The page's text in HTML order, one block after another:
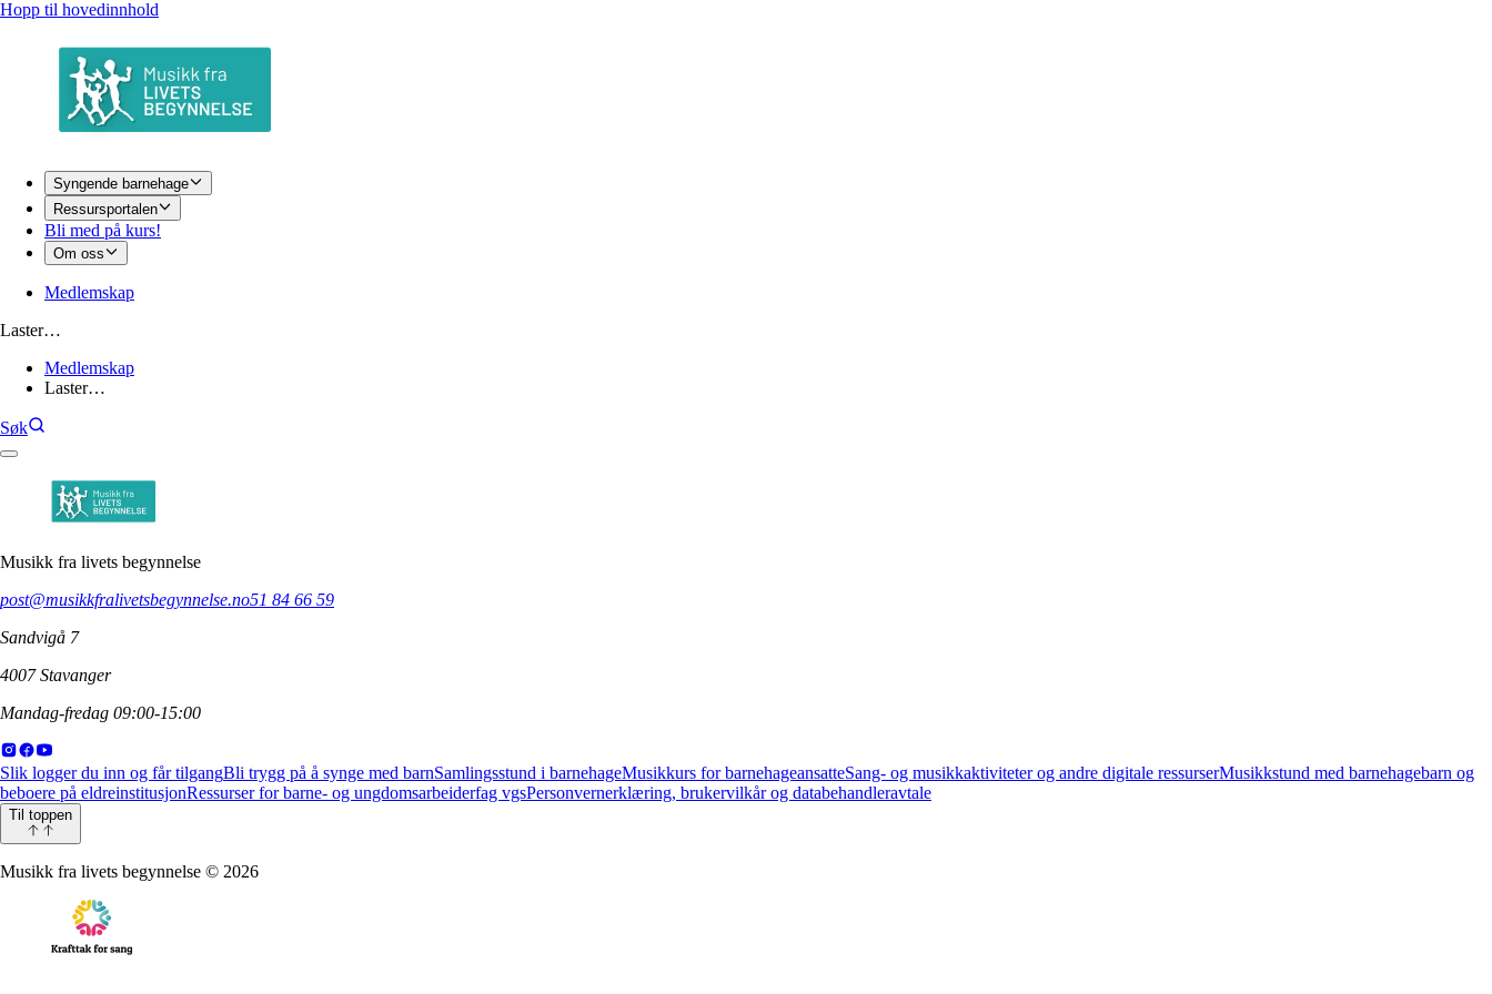
Hopp til hovedinnhold
Syngende barnehage
Ressursportalen
Bli med på kurs!
Om oss
Medlemskap
Laster…
Medlemskap
Laster…
Søk
Musikk fra livets begynnelse
post@musikkfralivetsbegynnelse.no51 84 66 59
Sandvigå 7
4007 Stavanger
Mandag-fredag 09:00-15:00
Slik logger du inn og får tilgangBli trygg på å synge med barnSamlingsstund i barnehageMusikkurs for barnehageansatteSang- og musikkaktiviteter og andre digitale ressurserMusikkstund med barnehagebarn og
beboere på eldreinstitusjonRessurser for barne- og ungdomsarbeiderfag vgsPersonvernerklæring, brukervilkår og databehandleravtale
Til toppen
Musikk fra livets begynnelse © 2026